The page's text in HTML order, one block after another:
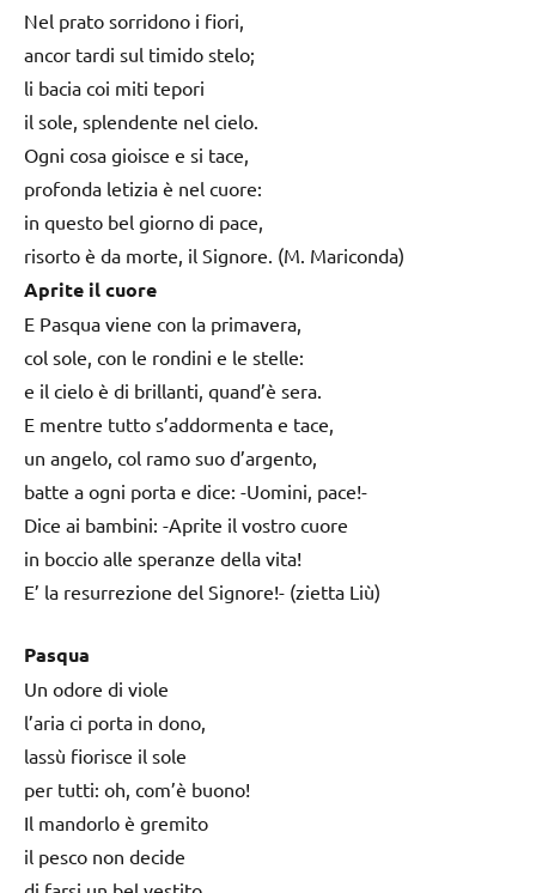
Nel prato sorridono i fiori,
ancor tardi sul timido stelo;
li bacia coi miti tepori
il sole, splendente nel cielo.
Ogni cosa gioisce e si tace,
profonda letizia è nel cuore:
in questo bel giorno di pace,
risorto è da morte, il Signore. (M. Mariconda)
Aprite il cuore
E Pasqua viene con la primavera,
col sole, con le rondini e le stelle:
e il cielo è di brillanti, quand’è sera.
E mentre tutto s’addormenta e tace,
un angelo, col ramo suo d’argento,
batte a ogni porta e dice: -Uomini, pace!-
Dice ai bambini: -Aprite il vostro cuore
in boccio alle speranze della vita!
E’ la resurrezione del Signore!- (zietta Liù)
Pasqua
Un odore di viole
l’aria ci porta in dono,
lassù fiorisce il sole
per tutti: oh, com’è buono!
Il mandorlo è gremito
il pesco non decide